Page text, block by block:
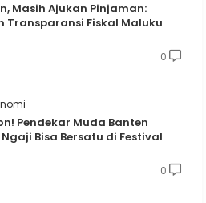
Masih Ajukan Pinjaman:
Transparansi Fiskal Maluku
0
Pendekar Muda Banten
Bisa Bersatu di Festival
0